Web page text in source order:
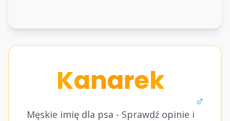
Kanarek
Męskie imię dla psa - Sprawdź opinie i
♂